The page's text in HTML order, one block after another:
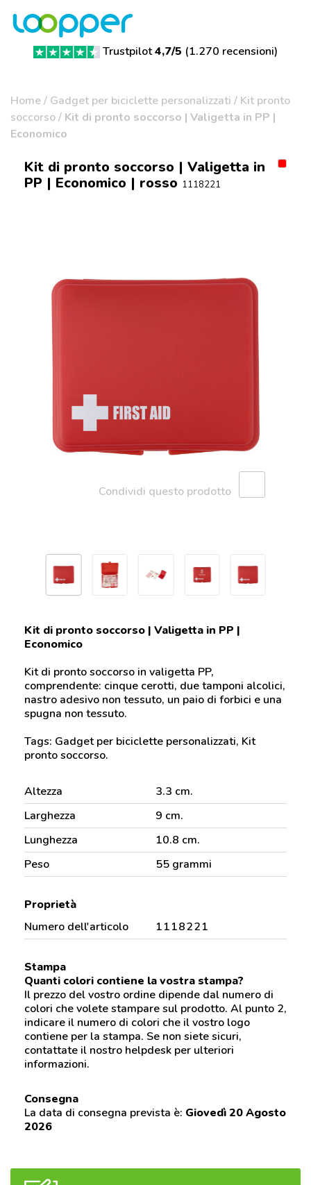
Trustpilot4,7/5 (1.270 recensioni)
Home/ Gadget per biciclette personalizzati / Kit pronto
soccorso/ Kit di pronto soccorso | Valigetta in PP |
Economico
Kit di pronto soccorso | Valigetta in
PP | Economico | rosso 1118221
Condividi questo prodotto
Kit di pronto soccorso | Valigetta in PP |
Economico
Kit di pronto soccorso in valigetta PP,
comprendente: cinque cerotti, due tamponi alcolici,
nastro adesivo non tessuto, un paio di forbici e una
spugna non tessuto.
Tags: Gadget per biciclette personalizzati, Kit
pronto soccorso.
Altezza
3.3 cm.
Larghezza
9 cm.
Lunghezza
10.8 cm.
Peso
55 grammi
Proprietà
Numero dell'articolo
1118221
Stampa
Quanti colori contiene la vostra stampa?
Il prezzo del vostro ordine dipende dal numero di
colori che volete stampare sul prodotto. Al punto 2,
indicare il numero di colori che il vostro logo
contiene per la stampa. Se non siete sicuri,
contattate il nostro helpdesk per ulteriori
informazioni.
Consegna
La data di consegna prevista è: Giovedì 20 Agosto
2026